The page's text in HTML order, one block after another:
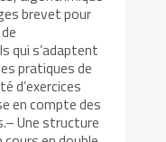
brevet pour
qui s’adaptent
pratiques de
d’exercices
en compte des
Une structure